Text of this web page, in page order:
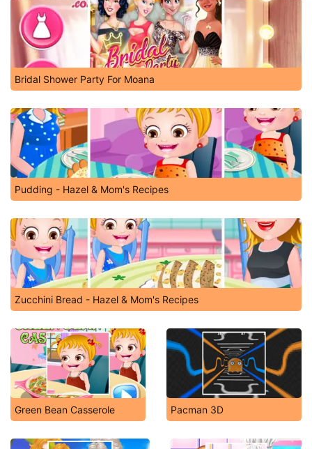
Bridal Shower Party For Moana
Pudding - Hazel & Mom's Recipes
Zucchini Bread - Hazel & Mom's Recipes
Green Bean Casserole Pacman 3D